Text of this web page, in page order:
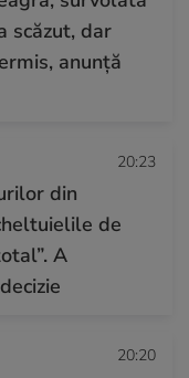
scăzut, dar
anunță
20:23
din
de
A
20:20